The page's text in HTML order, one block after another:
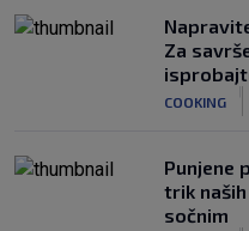
Za
COOKING
Punjene
trik
sočnim